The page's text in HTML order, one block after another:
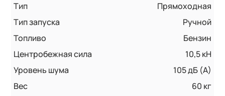
Тип
Прямоходная
Тип запуска
Ручной
Топливо
Бензин
Центробежная сила
10,5 кН
Уровень шума
105 дБ (А)
Вес
60 кг